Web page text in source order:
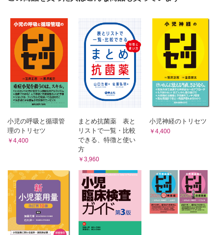
第37章 消化器疾患
第38章 腎疾患
第39章 泌尿器・生殖器疾患
第40章 血液と造血器疾患
第41章 悪性新生物
第42章 神経系疾患
第43章 筋・末梢神経と結合組織疾患
第44章 発達障害と行動小児医学
第45章 思春期の子どもの医療
第46章 小児外科疾患
第48章 眼疾患
第49章 耳鼻咽喉疾患
第50章 歯・口腔疾患
第51章 骨・関節疾患
第52章 遺伝子治療
小児の呼吸と循環管
理のトリセツ
￥4,400
まとめ抗菌薬 表と
リストで一覧・比較
できる、特徴と使い
方
￥3,960
小児神経のトリセツ
￥4,400